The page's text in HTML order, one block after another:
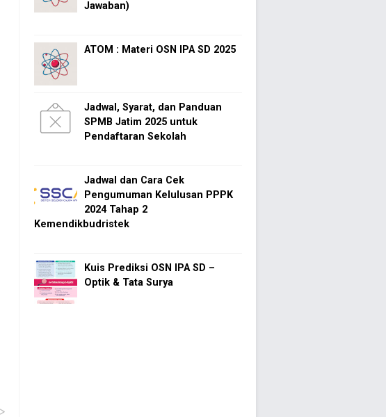
Jawaban)
ATOM : Materi OSN IPA SD 2025
Jadwal, Syarat, dan Panduan
SPMB Jatim 2025 untuk
Pendaftaran Sekolah
Jadwal dan Cara Cek
Pengumuman Kelulusan PPPK
2024 Tahap 2
Kemendikbudristek
Kuis Prediksi OSN IPA SD –
Optik & Tata Surya